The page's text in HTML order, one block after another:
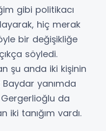
gibi politikacı
hiç merak
bir değişikliğe
söyledi.
şu anda iki kişinin
Baydar yanımda
da
iki tanığım vardı.